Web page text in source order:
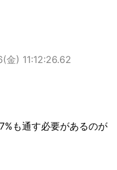
) 11:12:26.62
も通す必要があるのが